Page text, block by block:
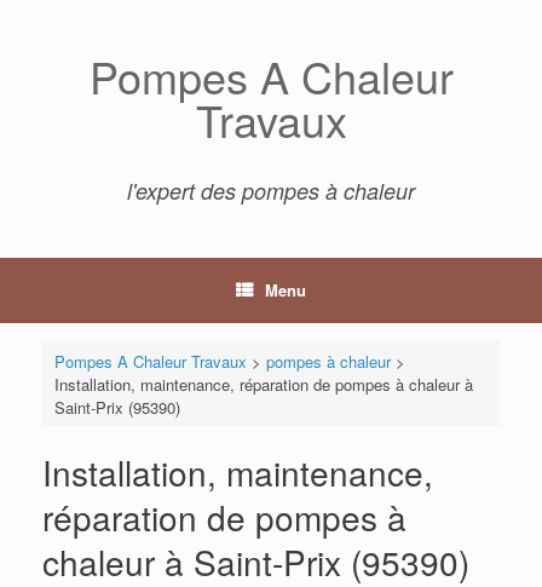
Pompes A Chaleur
Travaux
l'expert des pompes à chaleur
Menu
Pompes A Chaleur Travaux > pompes à chaleur>
Installation, maintenance, réparation de pompes à chaleur à
Saint-Prix (95390)
Installation, maintenance,
réparation de pompes à
chaleur à Saint-Prix (95390)